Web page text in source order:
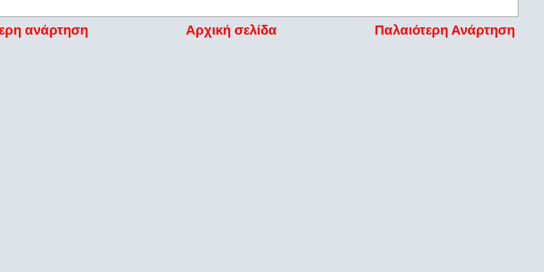
ανάρτηση Παλαιότερη Ανάρτηση
Αρχική σελίδα